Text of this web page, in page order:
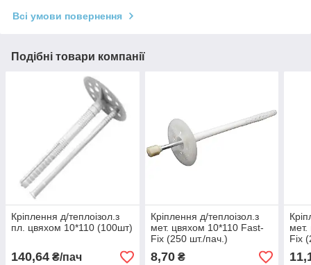
Всі умови повернення
Подібні товари компанії
Кріплення д/теплоізол.з
пл. цвяхом 10*110 (100шт)
140,64 ₴/пач
Кріплення д/теплоізол.з
мет. цвяхом 10*110 Fast-
Fix (250 шт./пач.)
8,70₴
Fix